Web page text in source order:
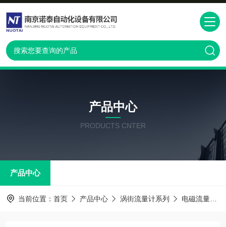
产品中心
PRODUCTS CNTER
产品中心
当前位置： 首页 产品中心 涡街流量计系列 电磁流量计系列